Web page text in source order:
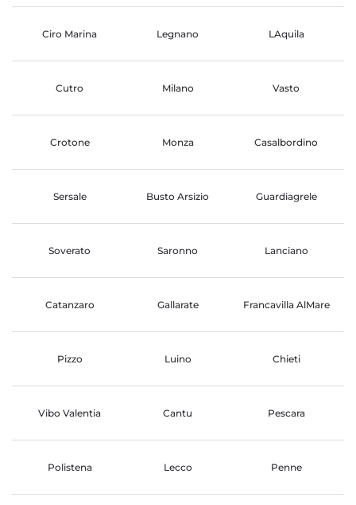
Ciro Marina Legnano LAquila
Cutro Milano Vasto
Crotone Monza Casalbordino
Sersale Busto Arsizio Guardiagrele
Soverato Saronno Lanciano
Catanzaro Gallarate Francavilla AlMare
Pizzo Luino Chieti
Vibo Valentia Cantu Pescara
Polistena Lecco Penne